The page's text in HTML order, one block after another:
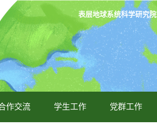
表层地球系统科学研究院
作交流 学生工作 党群工作